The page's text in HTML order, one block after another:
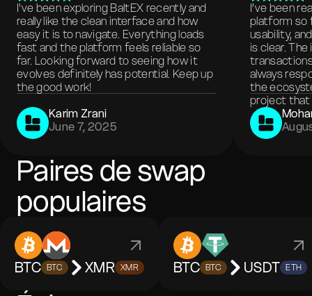
I've been exploring BaltEX recently and
really like the clean interface and how
easy it is to navigate. Everything loads
fast and the platform feels reliable so
far. Looking forward to seeing how it
evolves definitely has potential. Keep up
the good work!
Karim Zrani
June 7, 2025
I’ve been
platform so
usability,
is clear.
always
the
project that
Paires de swap
populaires
BTC BTC XMR XMR BTC BTC USDT ETH